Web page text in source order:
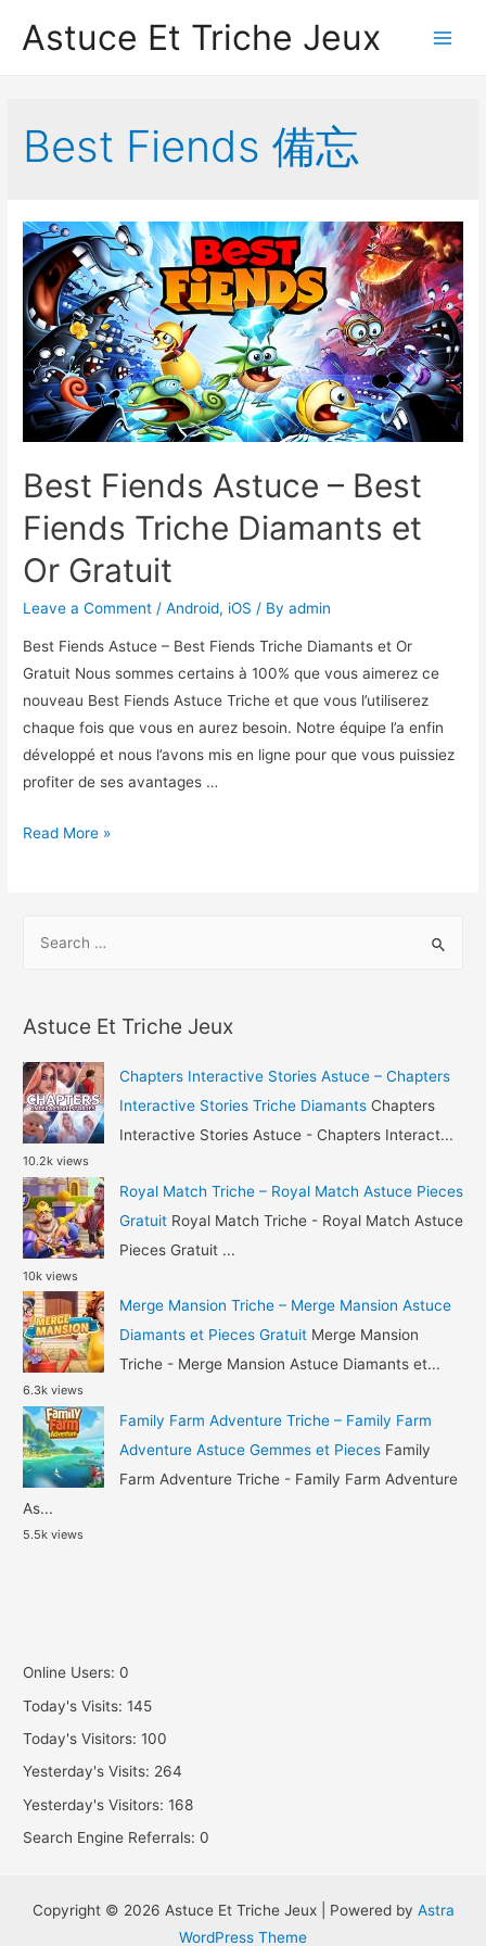
Astuce Et Triche Jeux
Best Fiends 備忘
Best Fiends Astuce – Best
Fiends Triche Diamants et
Or Gratuit
Leave a Comment /Android, iOS / Byadmin
Best Fiends Astuce – Best Fiends Triche Diamants et Or
Gratuit Nous sommes certains à 100% que vous aimerez ce
nouveau Best Fiends Astuce Triche et que vous l’utiliserez
chaque fois que vous en aurez besoin. Notre équipe l’a enfin
développé et nous l’avons mis en ligne pour que vous puissiez
profiter de ses avantages …
Best
Best
Diamants
Or
Gratuit
Read More »
h
f
o
r
:
Astuce Et Triche Jeux
Chapters Interactive Stories Astuce – Chapters
Interactive Stories Triche Diamants Chapters
Interactive Stories Astuce - Chapters Interact...
10.2k views
Royal Match Triche – Royal Match Astuce Pieces
Gratuit Royal Match Triche - Royal Match Astuce
Pieces Gratuit ...
10k views
Merge Mansion Triche – Merge Mansion Astuce
Diamants et Pieces Gratuit Merge Mansion
Triche - Merge Mansion Astuce Diamants et...
6.3k views
Family Farm Adventure Triche – Family Farm
Adventure Astuce Gemmes et Pieces Family
Farm Adventure Triche - Family Farm Adventure
As...
5.5k views
Online Users:0
Today's Visits:145
Today's Visitors:100
Yesterday's Visits: 264
Yesterday's Visitors:168
Search Engine Referrals:0
Copyright © 2026 Astuce Et Triche Jeux | Powered by Astra
WordPress Theme